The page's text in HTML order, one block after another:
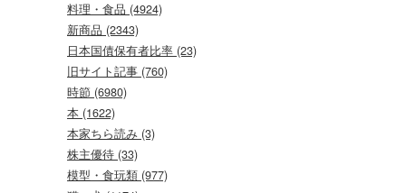
料理・食品 (4924)
新商品 (2343)
日本国債保有者比率 (23)
旧サイト記事 (760)
時節 (6980)
本 (1622)
本家ちら読み (3)
株主優待 (33)
模型・食玩類 (977)